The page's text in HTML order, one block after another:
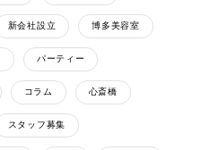
新会社設立 博多美容室
パーティー
コラム 心斎橋
スタッフ募集